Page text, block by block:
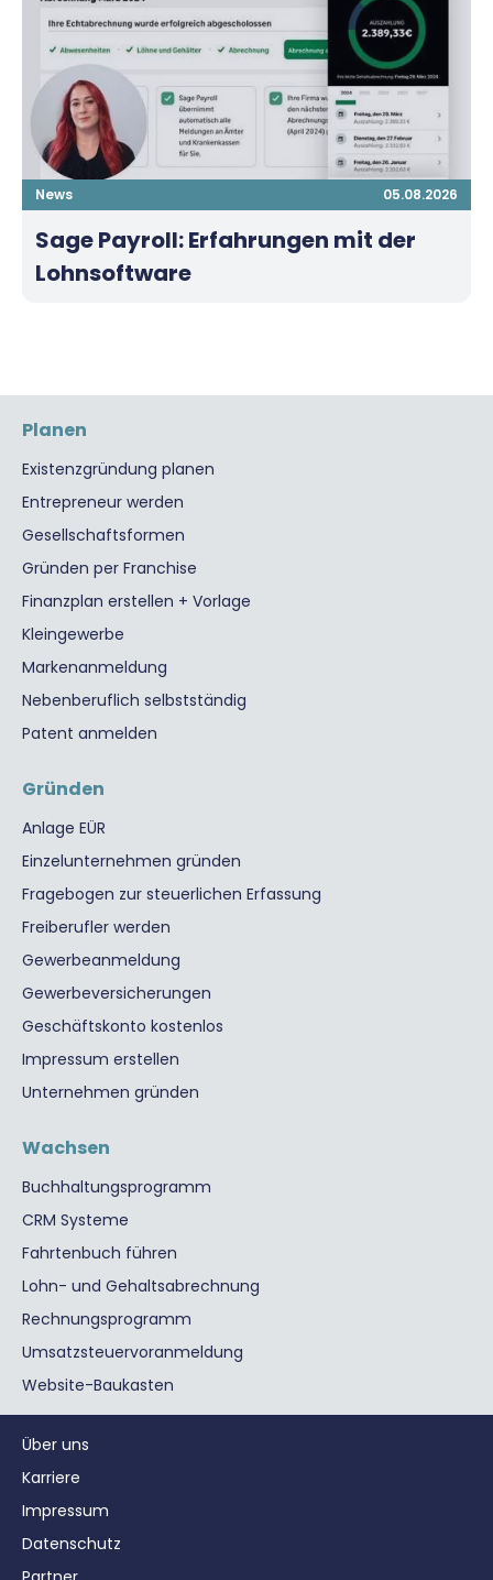
05.08.2026
News
Sage Payroll: Erfahrungen mit der
Lohnsoftware
Planen
Existenzgründung planen
Entrepreneur werden
Gesellschaftsformen
Gründen per Franchise
Finanzplan erstellen + Vorlage
Kleingewerbe
Markenanmeldung
Nebenberuflich selbstständig
Patent anmelden
Gründen
Anlage EÜR
Einzelunternehmen gründen
Fragebogen zur steuerlichen Erfassung
Freiberufler werden
Gewerbeanmeldung
Gewerbeversicherungen
Geschäftskonto kostenlos
Impressum erstellen
Unternehmen gründen
Wachsen
Buchhaltungsprogramm
CRM Systeme
Fahrtenbuch führen
Lohn- und Gehaltsabrechnung
Rechnungsprogramm
Umsatzsteuervoranmeldung
Website-Baukasten
Über uns
Karriere
Impressum
Datenschutz